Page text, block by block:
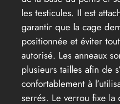
les testicules. Il est
garantir que la cage
positionnée et éviter
autorisé. Les anneaux
plusieurs tailles afin de
confortablement à
serrés. Le verrou fixe la